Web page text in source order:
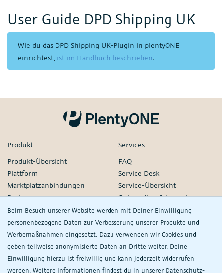
Beim Besuch unserer Website werden mit Deiner Einwilligung
personenbezogene Daten zur Verbesserung unserer Produkte und
Werbemaßnahmen eingesetzt. Dazu verwenden wir Cookies und
geben teilweise anonymisierte Daten an Dritte weiter. Deine
Einwilligung hierzu ist freiwillig und kann jederzeit widerrufen
werden. Weitere Informationen findest du in unserer Daten­schutz­
User Guide DPD Shipping UK
Wie du das DPD Shipping UK-Plugin in plentyONE
einrichtest, ist im Handbuch beschrieben.
Produkt
Produkt-Übersicht
Plattform
Marktplatzanbindungen
Preise
Services
FAQ
Service Desk
Service-Übersicht
Onboarding & Launch
Services
Managed Services
Partner-Netzwerk
Webinare
Knowledge Unternehmen